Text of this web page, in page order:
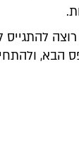
להתגייס
הבא,